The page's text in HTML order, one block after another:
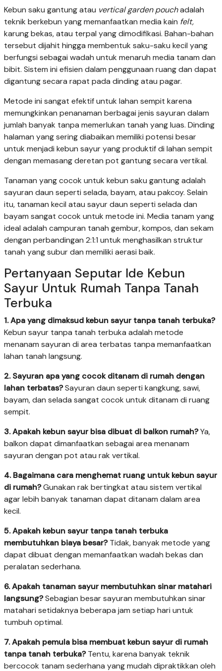
Kebun saku gantung atau vertical garden pouchadalah
teknik berkebun yang memanfaatkan media kain felt,
karung bekas, atau terpal yang dimodifikasi. Bahan-bahan
tersebut dijahit hingga membentuk saku-saku kecil yang
berfungsi sebagai wadah untuk menaruh media tanam dan
bibit. Sistem ini efisien dalam penggunaan ruang dan dapat
digantung secara rapat pada dinding atau pagar.
Metode ini sangat efektif untuk lahan sempit karena
memungkinkan penanaman berbagai jenis sayuran dalam
jumlah banyak tanpa memerlukan tanah yang luas. Dinding
halaman yang sering diabaikan memiliki potensi besar
untuk menjadi kebun sayur yang produktif di lahan sempit
dengan memasang deretan pot gantung secara vertikal.
Tanaman yang cocok untuk kebun saku gantung adalah
sayuran daun seperti selada, bayam, atau pakcoy. Selain
itu, tanaman kecil atau sayur daun seperti selada dan
bayam sangat cocok untuk metode ini. Media tanam yang
ideal adalah campuran tanah gembur, kompos, dan sekam
dengan perbandingan 2:1:1 untuk menghasilkan struktur
tanah yang subur dan memiliki aerasi baik.
Pertanyaan Seputar Ide Kebun
Sayur Untuk Rumah Tanpa Tanah
Terbuka
1. Apa yang dimaksud kebun sayur tanpa tanah terbuka?
Kebun sayur tanpa tanah terbuka adalah metode
menanam sayuran di area terbatas tanpa memanfaatkan
lahan tanah langsung.
2. Sayuran apa yang cocok ditanam di rumah dengan
lahan terbatas?Sayuran daun seperti kangkung, sawi,
bayam, dan selada sangat cocok untuk ditanam di ruang
sempit.
3. Apakah kebun sayur bisa dibuat di balkon rumah?Ya,
balkon dapat dimanfaatkan sebagai area menanam
sayuran dengan pot atau rak vertikal.
4. Bagaimana cara menghemat ruang untuk kebun sayur
di rumah?Gunakan rak bertingkat atau sistem vertikal
agar lebih banyak tanaman dapat ditanam dalam area
kecil.
5. Apakah kebun sayur tanpa tanah terbuka
membutuhkan biaya besar?Tidak, banyak metode yang
dapat dibuat dengan memanfaatkan wadah bekas dan
peralatan sederhana.
6. Apakah tanaman sayur membutuhkan sinar matahari
langsung?Sebagian besar sayuran membutuhkan sinar
matahari setidaknya beberapa jam setiap hari untuk
tumbuh optimal.
7. Apakah pemula bisa membuat kebun sayur di rumah
tanpa tanah terbuka?Tentu, karena banyak teknik
bercocok tanam sederhana yang mudah dipraktikkan oleh